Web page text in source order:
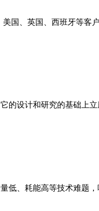
国、英国、西班牙等
的设计和研究的基础上
低、耗能高等技术难题